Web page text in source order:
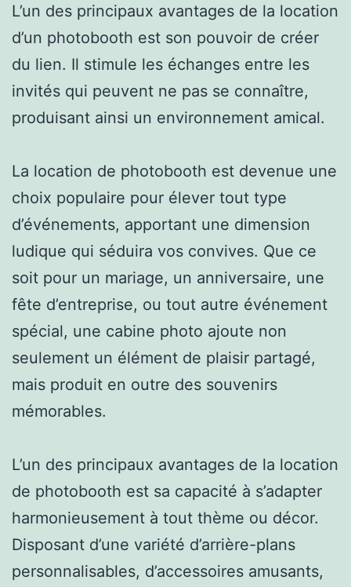
L’un des principaux avantages de la location
d’un photobooth est son pouvoir de créer
du lien. Il stimule les échanges entre les
invités qui peuvent ne pas se connaître,
produisant ainsi un environnement amical.
La location de photobooth est devenue une
choix populaire pour élever tout type
d’événements, apportant une dimension
ludique qui séduira vos convives. Que ce
soit pour un mariage, un anniversaire, une
fête d’entreprise, ou tout autre événement
spécial, une cabine photo ajoute non
seulement un élément de plaisir partagé,
mais produit en outre des souvenirs
mémorables.
L’un des principaux avantages de la location
de photobooth est sa capacité à s’adapter
harmonieusement à tout thème ou décor.
Disposant d’une variété d’arrière-plans
personnalisables, d’accessoires amusants,